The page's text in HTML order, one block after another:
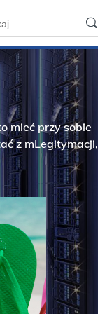
mieć przy sobie
z mLegitymacji,